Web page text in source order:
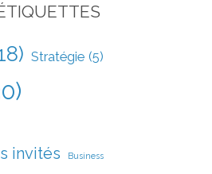
Stratégie (5)
invités Business